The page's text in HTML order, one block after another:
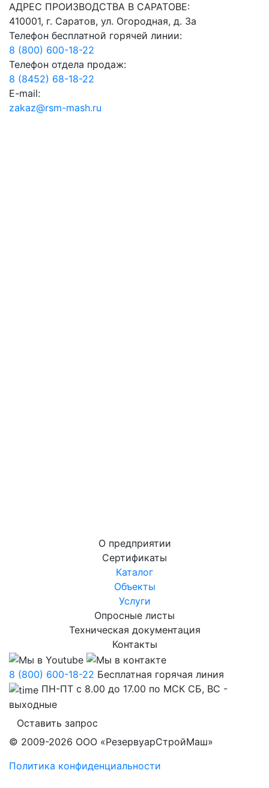
АДРЕС ПРОИЗВОДСТВА В САРАТОВЕ:
410001, г. Саратов, ул. Огородная, д. 3а
Телефон бесплатной горячей линии:
8 (800) 600-18-22
Телефон отдела продаж:
8 (8452) 68-18-22
E-mail:
zakaz@rsm-mash.ru
О предприятии
Сертификаты
Каталог
Объекты
Услуги
Опросные листы
Техническая документация
Контакты
8 (800) 600-18-22 Бесплатная горячая линия
ПН-ПТ с 8.00 до 17.00 по МСК СБ, ВС -
выходные
Оставить запрос
© 2009-2026 ООО «РезервуарСтройМаш»
Политика конфиденциальности